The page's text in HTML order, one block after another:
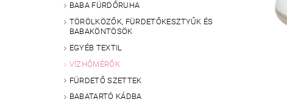
BABA FÜRDŐRUHA
TÖRÖLKÖZŐK, FÜRDETŐKESZTYŰK ÉS
BABAKÖNTÖSÖK
EGYÉB TEXTIL
VÍZHŐMÉRŐK
FÜRDETŐ SZETTEK
BABATARTÓ KÁDBA